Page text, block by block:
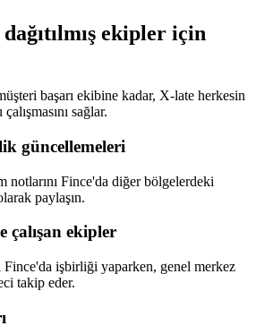
ekipler için
başarı ekibine kadar, X-late herkesin
sağlar.
güncellemeleri
notlarını Fince'da diğer bölgelerdeki
paylaşın.
çalışan ekipler
Fince'da işbirliği yaparken, genel merkez
takip eder.